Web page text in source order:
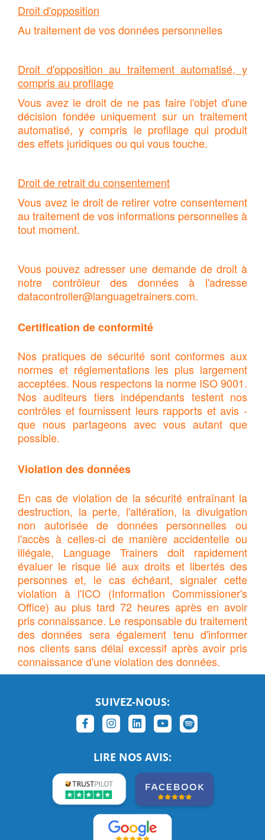
Droit d'opposition
Au traitement de vos données personnelles
Droit d'opposition au traitement automatisé, y
compris au profilage
Vous avez le droit de ne pas faire l'objet d'une
décision fondée uniquement sur un traitement
automatisé, y compris le profilage qui produit
des effets juridiques ou qui vous touche.
Droit de retrait du consentement
Vous avez le droit de retirer votre consentement
au traitement de vos informations personnelles à
tout moment.
Vous pouvez adresser une demande de droit à
notre contrôleur des données à l'adresse
datacontroller@languagetrainers.com.
Certification de conformité
Nos pratiques de sécurité sont conformes aux
normes et réglementations les plus largement
acceptées. Nous respectons la norme ISO 9001.
Nos auditeurs tiers indépendants testent nos
contrôles et fournissent leurs rapports et avis -
que nous partageons avec vous autant que
possible.
Violation des données
En cas de violation de la sécurité entraînant la
destruction, la perte, l'altération, la divulgation
non autorisée de données personnelles ou
l'accès à celles-ci de manière accidentelle ou
illégale, Language Trainers doit rapidement
évaluer le risque lié aux droits et libertés des
personnes et, le cas échéant, signaler cette
violation à l'ICO (Information Commissioner's
Office) au plus tard 72 heures après en avoir
pris connaissance. Le responsable du traitement
des données sera également tenu d'informer
nos clients sans délai excessif après avoir pris
connaissance d'une violation des données.
SUIVEZ-NOUS:
LIRE NOS AVIS: